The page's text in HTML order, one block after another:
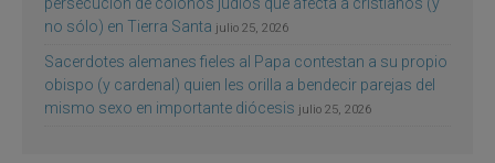
no sólo) en Tierra Santa julio 25, 2026
Sacerdotes alemanes fieles al Papa contestan a su propio
obispo (y cardenal) quien les orilla a bendecir parejas del
mismo sexo en importante diócesis julio 25, 2026